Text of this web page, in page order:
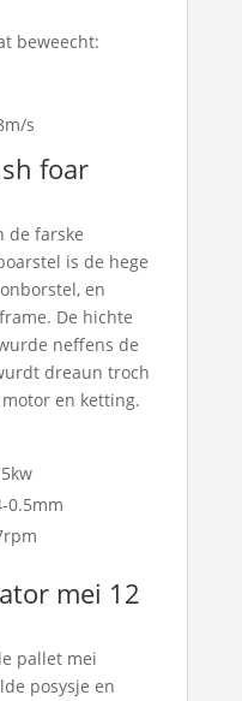
beweecht:
s
foar
de farske
is de hege
en
De hichte
neffens de
dreaun troch
en ketting.
0.5mm
mei 12
pallet mei
posysje en